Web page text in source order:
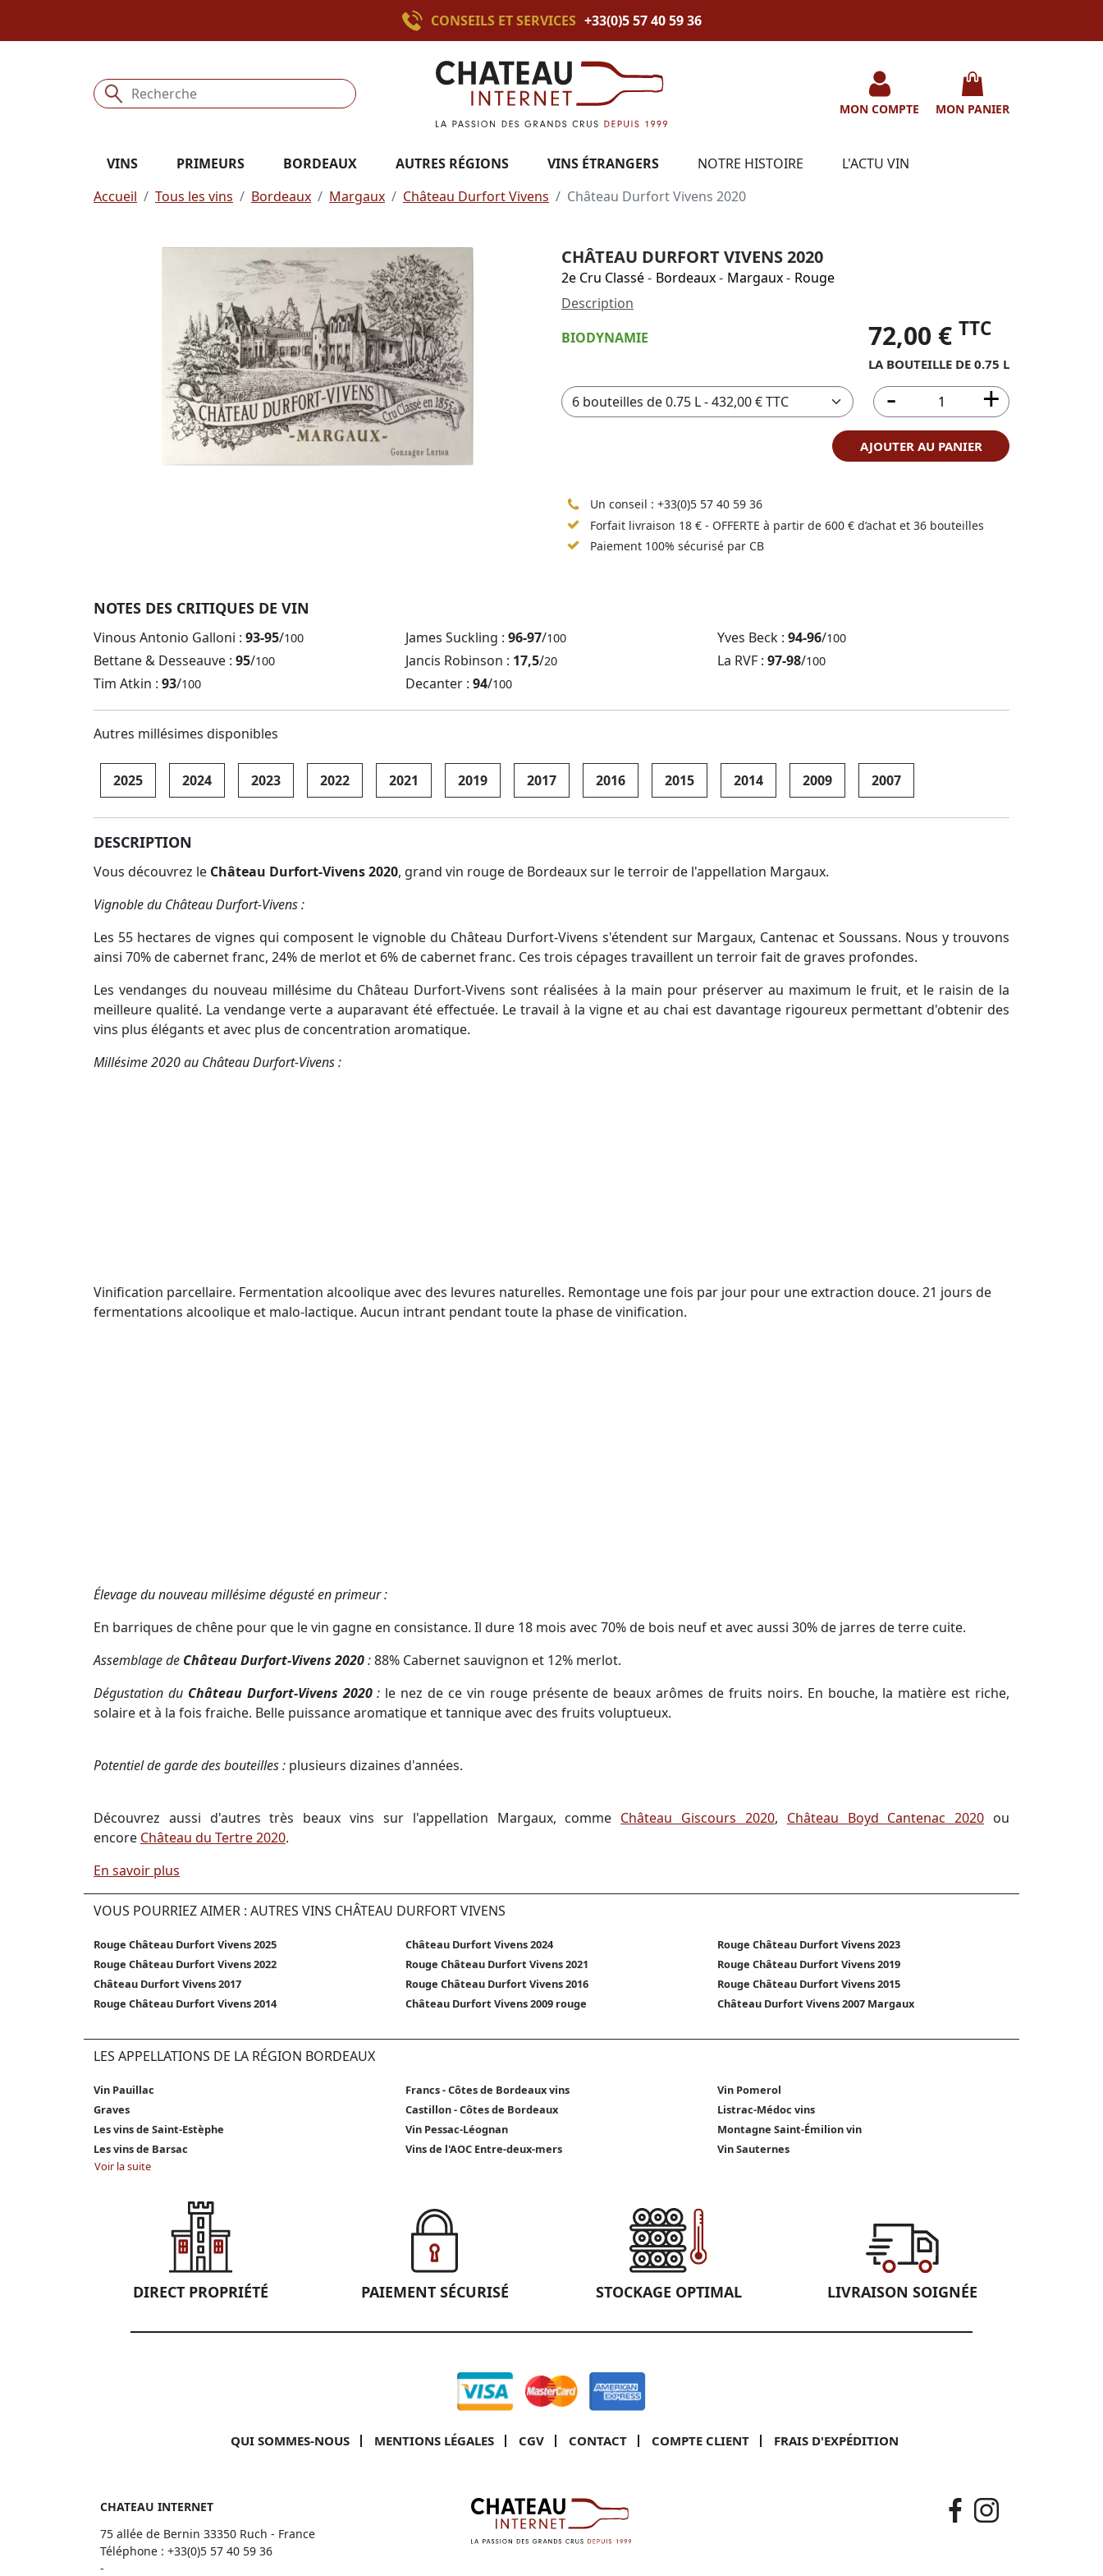
CONSEILS ET SERVICES +33(0)5 57 40 59 36
MON COMPTE MON PANIER
VINS PRIMEURS BORDEAUX AUTRES RÉGIONS VINS ÉTRANGERS NOTRE HISTOIRE
L'ACTU VIN
Accueil
Tous les vins Bordeaux Margaux Château Durfort Vivens Château Durfort Vivens 2020
CHÂTEAU DURFORT VIVENS 2020
2e Cru Classé- Bordeaux- Margaux- Rouge
Description
72,00 € TTC
LA BOUTEILLE DE 0.75 L
BIODYNAMIE
AJOUTER AU PANIER
Un conseil : +33(0)5 57 40 59 36
Forfait livraison 18 € - OFFERTE à partir de 600 € d’achat et 36 bouteilles
Paiement 100% sécurisé par CB
NOTES DES CRITIQUES DE VIN
Vinous Antonio Galloni : 93-95/100 James Suckling : 96-97/100 Yves Beck : 94-96/100
Bettane & Desseauve : 95/100 Jancis Robinson : 17,5/20 La RVF : 97-98/100
Tim Atkin : 93/100 Decanter : 94/100
Autres millésimes disponibles
2025 2024 2023 2022 2021 2019 2017 2016 2015 2014 2009 2007
DESCRIPTION
Vous découvrez le Château Durfort-Vivens 2020, grand vin rouge de Bordeaux sur le terroir de l'appellation Margaux.
Vignoble du Château Durfort-Vivens :
Les 55 hectares de vignes qui composent le vignoble du Château Durfort-Vivens s'étendent sur Margaux, Cantenac et Soussans. Nous y trouvons
ainsi 70% de cabernet franc, 24% de merlot et 6% de cabernet franc. Ces trois cépages travaillent un terroir fait de graves profondes.
Les vendanges du nouveau millésime du Château Durfort-Vivens sont réalisées à la main pour préserver au maximum le fruit, et le raisin de la
meilleure qualité. La vendange verte a auparavant été effectuée. Le travail à la vigne et au chai est davantage rigoureux permettant d'obtenir des
vins plus élégants et avec plus de concentration aromatique.
Millésime 2020 au Château Durfort-Vivens :
Vinification parcellaire. Fermentation alcoolique avec des levures naturelles. Remontage une fois par jour pour une extraction douce. 21 jours de
fermentations alcoolique et malo-lactique. Aucun intrant pendant toute la phase de vinification.
Élevage du nouveau millésime dégusté en primeur :
En barriques de chêne pour que le vin gagne en consistance. Il dure 18 mois avec 70% de bois neuf et avec aussi 30% de jarres de terre cuite.
Assemblage de Château Durfort-Vivens 2020:88% Cabernet sauvignon et 12% merlot.
Dégustation du Château Durfort-Vivens 2020: le nez de ce vin rouge présente de beaux arômes de fruits noirs. En bouche, la matière est riche,
solaire et à la fois fraiche. Belle puissance aromatique et tannique avec des fruits voluptueux.
Potentiel de garde des bouteilles : plusieurs dizaines d'années.
Découvrez aussi d'autres très beaux vins sur l'appellation Margaux, comme Château Giscours 2020, Château Boyd Cantenac 2020 ou
encore Château du Tertre 2020.
En savoir plus
VOUS POURRIEZ AIMER : AUTRES VINS CHÂTEAU DURFORT VIVENS
Rouge Château Durfort Vivens 2025 Château Durfort Vivens 2024
Rouge Château Durfort Vivens 2023
Rouge Château Durfort Vivens 2022
Rouge Château Durfort Vivens 2021
Rouge Château Durfort Vivens 2019
Château Durfort Vivens 2017
Rouge Château Durfort Vivens 2016
Rouge Château Durfort Vivens 2015
Rouge Château Durfort Vivens 2014
Château Durfort Vivens 2009 rouge Château Durfort Vivens 2007 Margaux
LES APPELLATIONS DE LA RÉGION BORDEAUX
Vin Pauillac Francs - Côtes de Bordeaux vins
Vin Pomerol
Graves
Castillon - Côtes de Bordeaux
Listrac-Médoc vins
Les vins de Saint-Estèphe
Vin Pessac-Léognan
Montagne Saint-Émilion vin
Les vins de Barsac
Vins de l'AOC Entre-deux-mers
Vin Sauternes
Voir la suite
DIRECT PROPRIÉTÉ PAIEMENT SÉCURISÉ STOCKAGE OPTIMAL LIVRAISON SOIGNÉE
QUI SOMMES-NOUS MENTIONS LÉGALES CGV CONTACT COMPTE CLIENT FRAIS D'EXPÉDITION
CHATEAU INTERNET
75 allée de Bernin 33350 Ruch - France
Téléphone : +33(0)5 57 40 59 36
-